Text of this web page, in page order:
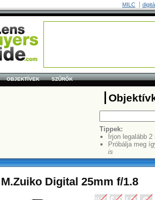
MILC
OBJEKTÍVEK SZŰRŐK
Tippek:
Írjon legalább
Próbálja meg
is
Digital 25mm f/1.8